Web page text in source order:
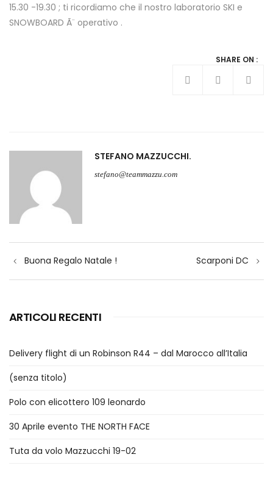
15.30 -19.30 ; ti ricordiamo che il nostro laboratorio SKI e
SNOWBOARD Ã¨ operativo .
SHARE ON :
STEFANO MAZZUCCHI
stefano@teammazzu.com
articoli
Buona Regalo Natale ! Scarponi DC
ARTICOLI RECENTI
Delivery flight di un Robinson R44 – dal Marocco all’Italia
(senza titolo)
Polo con elicottero 109 leonardo
30 Aprile evento THE NORTH FACE
Tuta da volo Mazzucchi 19-02